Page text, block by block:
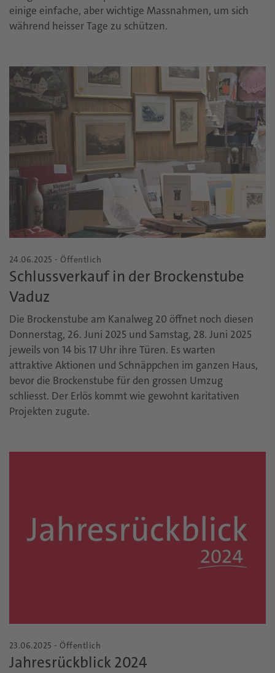
einige einfache, aber wichtige Massnahmen, um sich
während heisser Tage zu schützen.
24.06.2025 - Öffentlich
Schlussverkauf in der Brockenstube
Vaduz
Die Brockenstube am Kanalweg 20 öffnet noch diesen
Donnerstag, 26. Juni 2025 und Samstag, 28. Juni 2025
jeweils von 14 bis 17 Uhr ihre Türen. Es warten
attraktive Aktionen und Schnäppchen im ganzen Haus,
bevor die Brockenstube für den grossen Umzug
schliesst. Der Erlös kommt wie gewohnt karitativen
Projekten zugute.
23.06.2025 - Öffentlich
Jahresrückblick 2024